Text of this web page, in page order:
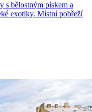
s bělostným pískem a
exotiky. Místní pobřeží